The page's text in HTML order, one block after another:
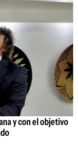
y con el objetivo